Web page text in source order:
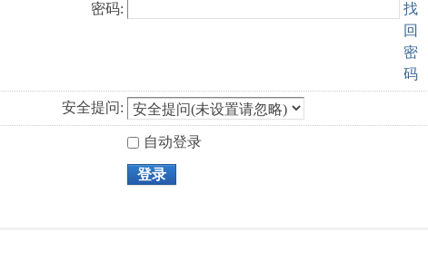
密码:
找
回
密
码
安全提问:
自动登录
登录